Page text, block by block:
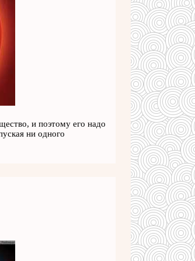
и поэтому его надо
ни одного